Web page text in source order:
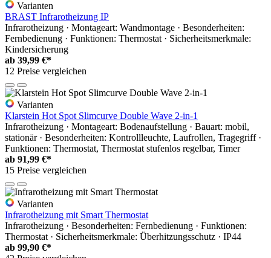
Varianten
BRAST Infrarotheizung IP
Infrarotheizung · Montageart: Wandmontage · Besonderheiten:
Fernbedienung · Funktionen: Thermostat · Sicherheitsmerkmale:
Kindersicherung
ab 39,99 €*
12 Preise vergleichen
Varianten
Klarstein Hot Spot Slimcurve Double Wave 2-in-1
Infrarotheizung · Montageart: Bodenaufstellung · Bauart: mobil,
stationär · Besonderheiten: Kontrollleuchte, Laufrollen, Tragegriff ·
Funktionen: Thermostat, Thermostat stufenlos regelbar, Timer
ab 91,99 €*
15 Preise vergleichen
Varianten
Infrarotheizung mit Smart Thermostat
Infrarotheizung · Besonderheiten: Fernbedienung · Funktionen:
Thermostat · Sicherheitsmerkmale: Überhitzungsschutz · IP44
ab 99,90 €*